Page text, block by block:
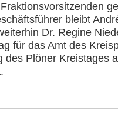
bleibt
Dr. Regine
für das Amt des
des Plöner Kreistages